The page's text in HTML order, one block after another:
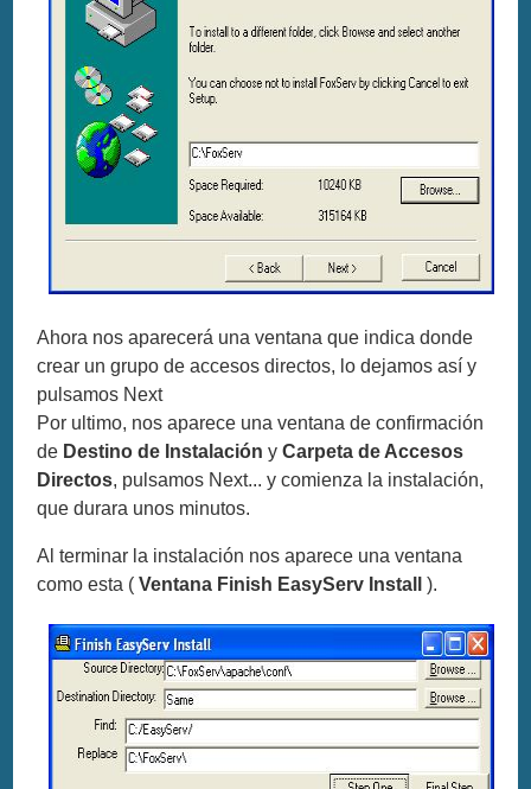
Ahora nos aparecerá una ventana que indica donde
crear un grupo de accesos directos, lo dejamos así y
pulsamos Next
Por ultimo, nos aparece una ventana de confirmación
de Destino de Instalación yCarpeta de Accesos
Directos, pulsamos Next... y comienza la instalación,
que durara unos minutos.
Al terminar la instalación nos aparece una ventana
como esta (Ventana Finish EasyServ Install).